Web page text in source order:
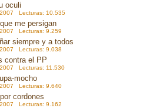
oculi
Lecturas: 10.535
me persigan
Lecturas: 9.259
siempre y a todos
Lecturas: 9.038
contra el PP
Lecturas: 11.530
mocho
Lecturas: 9.640
cordones
Lecturas: 9.162